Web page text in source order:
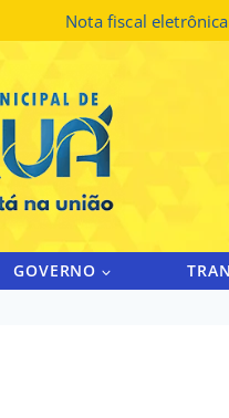
Nota fiscal eletrônica
GOVERNO